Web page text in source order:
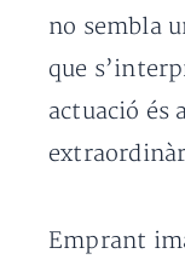
no sembla
que
actuació és
Emprant